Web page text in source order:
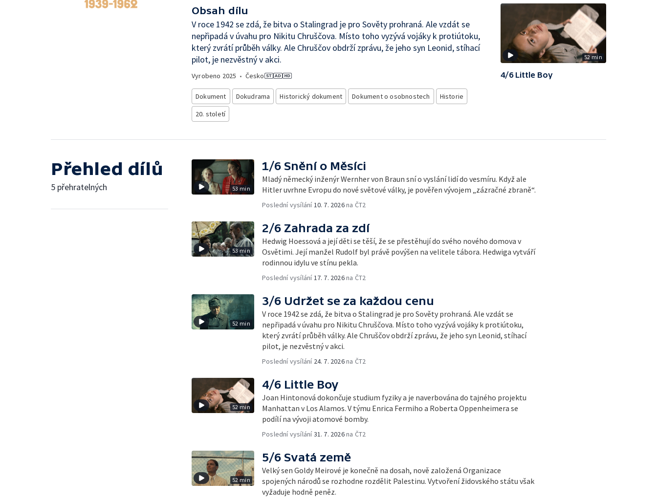
Obsah dílu
V roce 1942 se zdá, že bitva o Stalingrad je pro Sověty prohraná. Ale vzdát se
nepřipadá v úvahu pro Nikitu Chruščova. Místo toho vyzývá vojáky k protiútoku,
který zvrátí průběh války. Ale Chruščov obdrží zprávu, že jeho syn Leonid, stíhací
pilot, je nezvěstný v akci.
Vyrobeno 2025 • Česko
Dokument Dokudrama Historický dokument Dokument o osobnostech
Historie
20. století
52 min
4/6 Little Boy
Přehled dílů
5 přehratelných 53 min
1/6 Snění o Měsíci
Mladý německý inženýr Wernher von Braun sní o vyslání lidí do vesmíru. Když ale
Hitler uvrhne Evropu do nové světové války, je pověřen vývojem „zázračné zbraně“.
Poslední vysílání10. 7. 2026na ČT2
53 min
2/6 Zahrada za zdí
Hedwig Hoessová a její děti se těší, že se přestěhují do svého nového domova v
Osvětimi. Její manžel Rudolf byl právě povýšen na velitele tábora. Hedwiga vytváří
rodinnou idylu ve stínu pekla.
Poslední vysílání17. 7. 2026na ČT2
52 min
3/6 Udržet se za každou cenu
V roce 1942 se zdá, že bitva o Stalingrad je pro Sověty prohraná. Ale vzdát se
nepřipadá v úvahu pro Nikitu Chruščova. Místo toho vyzývá vojáky k protiútoku,
který zvrátí průběh války. Ale Chruščov obdrží zprávu, že jeho syn Leonid, stíhací
pilot, je nezvěstný v akci.
Poslední vysílání 24. 7. 2026na ČT2
52 min
4/6 Little Boy
Joan Hintonová dokončuje studium fyziky a je naverbována do tajného projektu
Manhattan v Los Alamos. V týmu Enrica Fermiho a Roberta Oppenheimera se
podílí na vývoji atomové bomby.
Poslední vysílání31. 7. 2026na ČT2
52 min
5/6 Svatá země
Velký sen Goldy Meirové je konečně na dosah, nově založená Organizace
spojených národů se rozhodne rozdělit Palestinu. Vytvoření židovského státu však
vyžaduje hodně peněz.